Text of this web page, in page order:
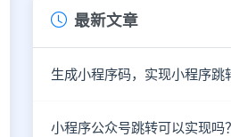
最新文章
生成小程序码，实现小程序跳
小程序公众号跳转可以实现吗